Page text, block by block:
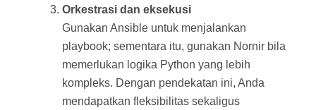
Orkestrasi dan eksekusi
Gunakan Ansible untuk menjalankan
playbook; sementara itu, gunakan Nornir bila
memerlukan logika Python yang lebih
kompleks. Dengan pendekatan ini, Anda
mendapatkan fleksibilitas sekaligus